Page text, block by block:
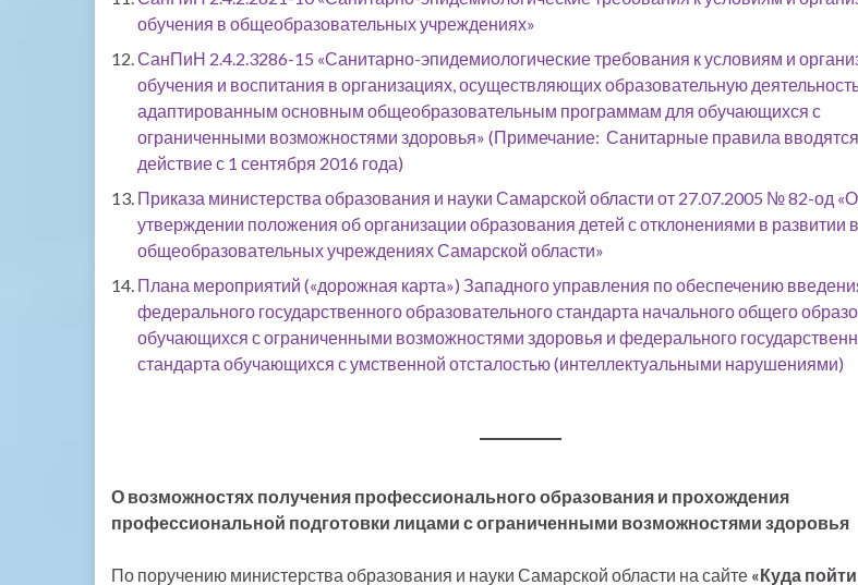
обучения в общеобразовательных учреждениях»
СанПиН 2.4.2.3286-15 «Санитарно-эпидемиологические требования к условиям и
обучения и воспитания в организациях, осуществляющих образовательную
адаптированным основным общеобразовательным программам для обучающихся с
ограниченными возможностями здоровья» (Примечание: Санитарные правила
действие с 1 сентября 2016 года)
Приказа министерства образования и науки Самарской области от 27.07.2005 № 82-од
утверждении положения об организации образования детей с отклонениями в развитии в
общеобразовательных учреждениях Самарской области»
Плана мероприятий («дорожная карта») Западного управления по обеспечению
федерального государственного образовательного стандарта начального общего
обучающихся с ограниченными возможностями здоровья и федерального
стандарта обучающихся с умственной отсталостью (интеллектуальными нарушениями)
О возможностях получения профессионального образования и прохождения
профессиональной подготовки лицами с ограниченными возможностями здоровья
По поручению министерства образования и науки Самарской области на сайте «Куда пойти